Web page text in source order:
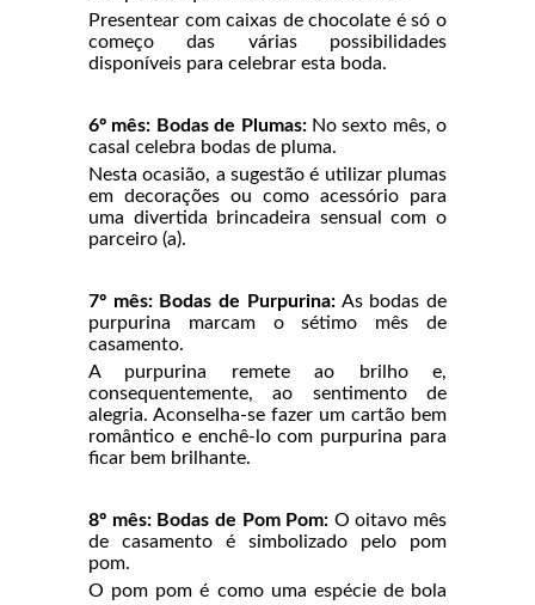
Presentear com caixas de chocolate é só o
começo das várias possibilidades
disponíveis para celebrar esta boda.
6º mês: Bodas de Plumas: No sexto mês, o
casal celebra bodas de pluma.
Nesta ocasião, a sugestão é utilizar plumas
em decorações ou como acessório para
uma divertida brincadeira sensual com o
parceiro (a).
7º mês: Bodas de Purpurina:As bodas de
purpurina marcam o sétimo mês de
casamento.
A purpurina remete ao brilho e,
consequentemente, ao sentimento de
alegria. Aconselha-se fazer um cartão bem
romântico e enchê-lo com purpurina para
ficar bem brilhante.
8º mês: Bodas de Pom Pom: O oitavo mês
de casamento é simbolizado pelo pom
pom.
O pom pom é como uma espécie de bola